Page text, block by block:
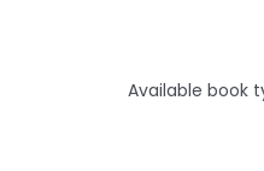
Available book